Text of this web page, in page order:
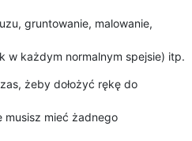
gruntowanie, malowanie,
w każdym normalnym spejsie) itp.
żeby dołożyć rękę do
musisz mieć żadnego